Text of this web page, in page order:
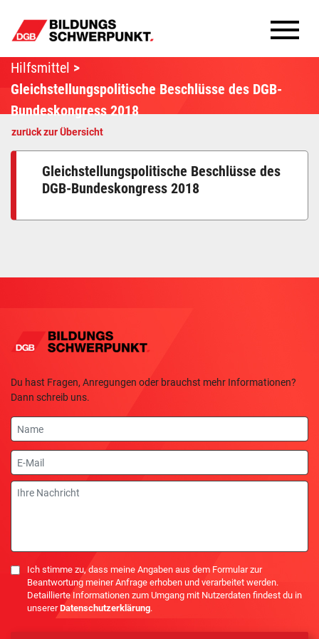
Infomaterial
Methoden
Aktuelles
Hilfsmittel
Gleichstellungspolitische Beschlüsse des DGB-
Bundeskongress 2018
zurück zur Übersicht
Gleichstellungspolitische Beschlüsse des
DGB-Bundeskongress 2018
Du hast Fragen, Anregungen oder brauchst mehr Informationen?
Dann schreib uns.
Name
E-
Mail
Nachricht
Einwilligung
Ich stimme zu, dass meine Angaben aus dem Formular zur
Beantwortung meiner Anfrage erhoben und verarbeitet werden.
Detaillierte Informationen zum Umgang mit Nutzerdaten findest du in
unsererDatenschutzerklärung.